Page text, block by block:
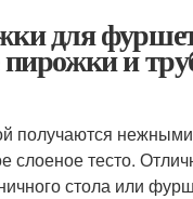
для
и
получаются нежными
слоеное тесто.
стола или